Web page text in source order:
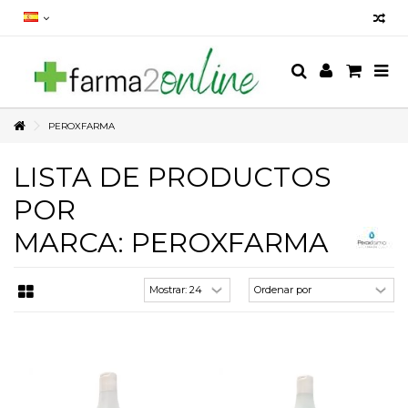
PEROXFARMA
LISTA DE PRODUCTOS
POR
MARCA: PEROXFARMA